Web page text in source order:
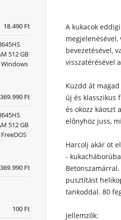
A kukacok
bevezetésével,
visszatérésével
Küzdd át
új és klasszikus
és okozz káoszt
előnyhöz juss,
Harcolj akár öt
-
pusztítást
tankoddal. 80
Jellemzők:
18.490 Ft
369.990 Ft
512 GB
Windows
369.990 Ft
512 GB
100 Ft